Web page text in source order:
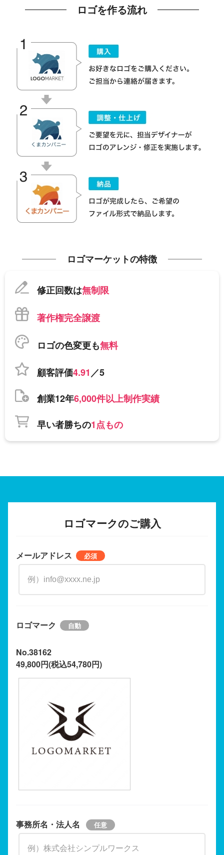
ロゴを作る流れ
ロゴマーケットの特徴
修正回数は無制限
著作権完全譲渡
ロゴの色変更も無料
顧客評価4.91／5
創業12年6,000件以上制作実績
早い者勝ちの1点もの
ロゴマークのご購入
メールアドレス
ロゴマーク
No.38162
49,800円(税込54,780円)
事務所名・法人名